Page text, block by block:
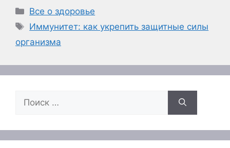
Рубрики
Все о здоровье
Метки
Иммунитет: как укрепить защитные силы
организма
Поиск: